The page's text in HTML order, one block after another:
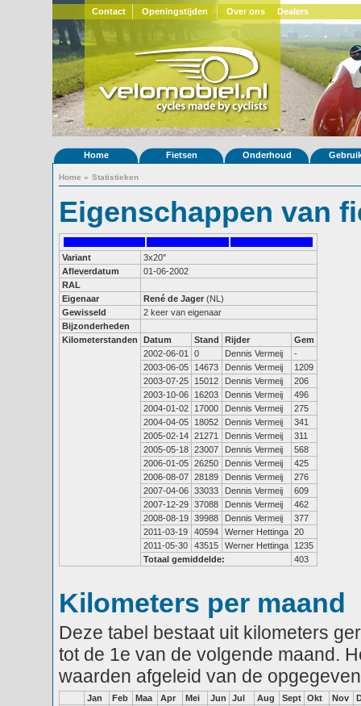
Contact Openingstijden Over ons Dealers
Home Fietsen Onderhoud
Home » Statistieken
Eigenschappen van
Variant
3x20"
Afleverdatum
01-06-2002
RAL
Eigenaar
René de Jager (NL)
Gewisseld
2 keer van eigenaar
Bijzonderheden
Kilometerstanden
Datum Stand Rijder
Gem
2002-06-01
0 Dennis Vermeij
-
2003-06-05
14673 Dennis Vermeij
1209
2003-07-25
15012 Dennis Vermeij
206
2003-10-06
16203 Dennis Vermeij
496
2004-01-02
17000 Dennis Vermeij
275
2004-04-05
18052 Dennis Vermeij
341
2005-02-14 21271 Dennis Vermeij
311
2005-05-18 23007 Dennis Vermeij
568
2006-01-05 26250 Dennis Vermeij
425
2006-08-07 28189 Dennis Vermeij
276
2007-04-06 33033 Dennis Vermeij
609
2007-12-29 37088 Dennis Vermeij
462
2008-08-19 39988 Dennis Vermeij
377
2011-03-19
40594 Werner Hettinga 20
2011-05-30
43515 Werner Hettinga
1235
Totaal gemiddelde:
403
Kilometers per maand
Deze tabel bestaat uit kilometers
tot de 1e van de volgende maand.
waarden afgeleid van de
Jan Feb Maa Apr Mei Jun Jul Aug Sept Okt Nov